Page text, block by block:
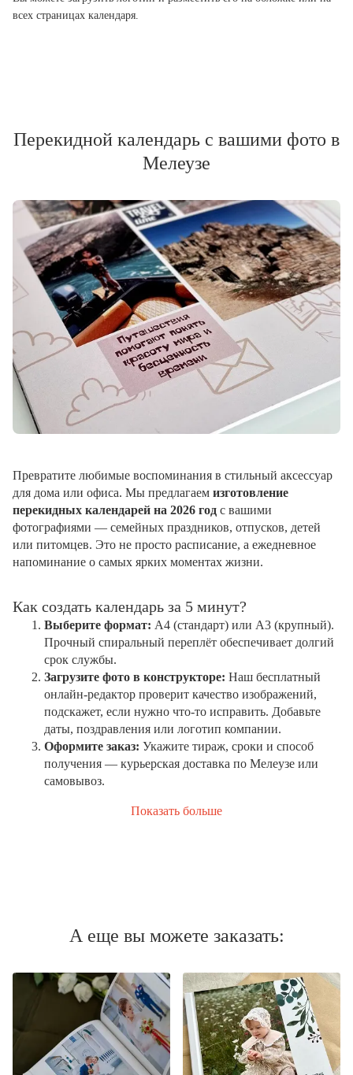
всех страницах календаря.
Перекидной календарь с вашими фото в
Мелеузе
Превратите любимые воспоминания в стильный аксессуар
для дома или офиса. Мы предлагаем изготовление
перекидных календарей на 2026 год с вашими
фотографиями — семейных праздников, отпусков, детей
или питомцев. Это не просто расписание, а ежедневное
напоминание о самых ярких моментах жизни.
Как создать календарь за 5 минут?
Выберите формат: А4 (стандарт) или А3 (крупный).
Прочный спиральный переплёт обеспечивает долгий
срок службы.
Загрузите фото в конструкторе: Наш бесплатный
онлайн-редактор проверит качество изображений,
подскажет, если нужно что-то исправить. Добавьте
даты, поздравления или логотип компании.
Оформите заказ: Укажите тираж, сроки и способ
получения — курьерская доставка по Мелеузе или
самовывоз.
Показать больше
А еще вы можете заказать: